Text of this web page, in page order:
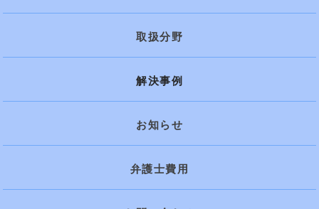
取扱分野
解決事例
お知らせ
弁護士費用